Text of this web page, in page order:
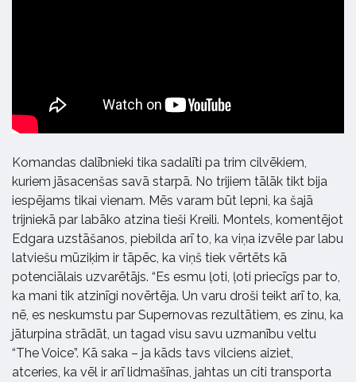
Komandas dalībnieki tika sadalīti pa trim cilvēkiem,
kuriem jāsacenšas savā starpā. No trijiem tālāk tikt bija
iespējams tikai vienam. Mēs varam būt lepni, ka šajā
trijniekā par labāko atzina tieši Kreili. Montels, komentējot
Edgara uzstāšanos, piebilda arī to, ka viņa izvēle par labu
latviešu mūziķim ir tāpēc, ka viņš tiek vērtēts kā
potenciālais uzvarētājs. “Es esmu ļoti, ļoti priecīgs par to,
ka mani tik atzinīgi novērtēja. Un varu droši teikt arī to, ka,
nē, es neskumstu par Supernovas rezultātiem, es zinu, ka
jāturpina strādāt, un tagad visu savu uzmanību veltu
“The Voice”. Kā saka – ja kāds tavs vilciens aiziet,
atceries, ka vēl ir arī lidmašīnas, jahtas un citi transporta